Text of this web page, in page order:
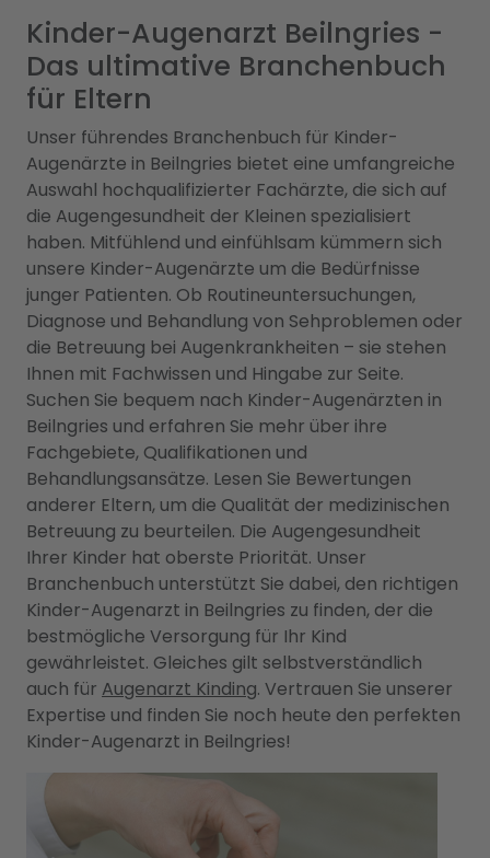
Kinder-Augenarzt Beilngries -
Das ultimative Branchenbuch
für Eltern
Unser führendes Branchenbuch für Kinder-
Augenärzte in Beilngries bietet eine umfangreiche
Auswahl hochqualifizierter Fachärzte, die sich auf
die Augengesundheit der Kleinen spezialisiert
haben. Mitfühlend und einfühlsam kümmern sich
unsere Kinder-Augenärzte um die Bedürfnisse
junger Patienten. Ob Routineuntersuchungen,
Diagnose und Behandlung von Sehproblemen oder
die Betreuung bei Augenkrankheiten – sie stehen
Ihnen mit Fachwissen und Hingabe zur Seite.
Suchen Sie bequem nach Kinder-Augenärzten in
Beilngries und erfahren Sie mehr über ihre
Fachgebiete, Qualifikationen und
Behandlungsansätze. Lesen Sie Bewertungen
anderer Eltern, um die Qualität der medizinischen
Betreuung zu beurteilen. Die Augengesundheit
Ihrer Kinder hat oberste Priorität. Unser
Branchenbuch unterstützt Sie dabei, den richtigen
Kinder-Augenarzt in Beilngries zu finden, der die
bestmögliche Versorgung für Ihr Kind
gewährleistet. Gleiches gilt selbstverständlich
auch für Augenarzt Kinding. Vertrauen Sie unserer
Expertise und finden Sie noch heute den perfekten
Kinder-Augenarzt in Beilngries!